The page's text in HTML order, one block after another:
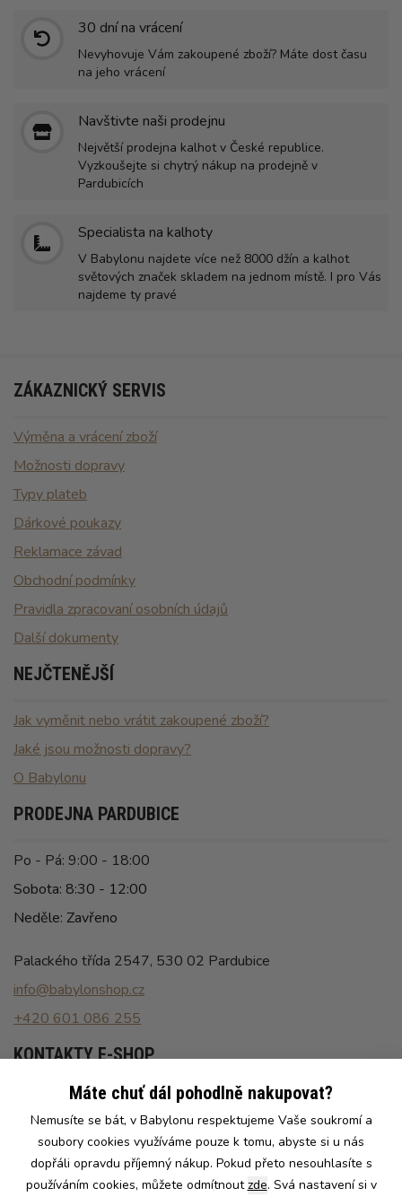
30 dní na vrácení
Nevyhovuje Vám zakoupené zboží? Máte dost času
na jeho vrácení
Navštivte naši prodejnu
Největší prodejna kalhot v České republice.
Vyzkoušejte si chytrý nákup na prodejně v
Pardubicích
Specialista na kalhoty
V Babylonu najdete více než 8000 džín a kalhot
světových značek skladem na jednom místě. I pro Vás
najdeme ty pravé
ZÁKAZNICKÝ SERVIS
Výměna a vrácení zboží
Možnosti dopravy
Typy plateb
Dárkové poukazy
Reklamace závad
Obchodní podmínky
Pravidla zpracovaní osobních údajů
Další dokumenty
NEJČTENĚJŠÍ
Jak vyměnit nebo vrátit zakoupené zboží?
Jaké jsou možnosti dopravy?
O Babylonu
PRODEJNA PARDUBICE
Po - Pá: 9:00 - 18:00
Sobota: 8:30 - 12:00
Neděle: Zavřeno
Palackého třída 2547, 530 02 Pardubice
info@babylonshop.cz
+420 601 086 255
KONTAKTY E-SHOP
Po - Pá: 8:00 - 16:30
info@babylonshop.cz
+420 602 786 086
Máte chuť dál pohodlně nakupovat?
Nemusíte se bát, v Babylonu respektujeme Vaše soukromí a
soubory cookies využíváme pouze k tomu, abyste si u nás
dopřáli opravdu příjemný nákup. Pokud přeto nesouhlasíte s
používáním cookies, můžete odmítnoutzde. Svá nastavení si v